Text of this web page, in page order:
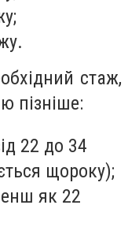
стаж,
пізніше:
22 до 34
щороку);
як 22